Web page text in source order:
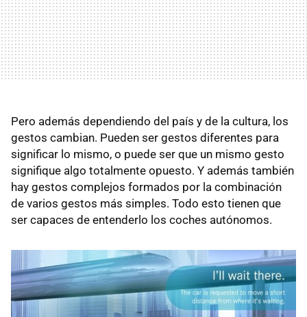
Pero además dependiendo del país y de la cultura, los
gestos cambian. Pueden ser gestos diferentes para
significar lo mismo, o puede ser que un mismo gesto
signifique algo totalmente opuesto. Y además también
hay gestos complejos formados por la combinación
de varios gestos más simples. Todo esto tienen que
ser capaces de entenderlo los coches autónomos.